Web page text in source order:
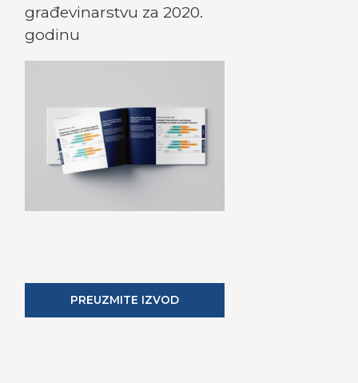
građevinarstvu za 2020.
godinu
PREUZMITE IZVOD